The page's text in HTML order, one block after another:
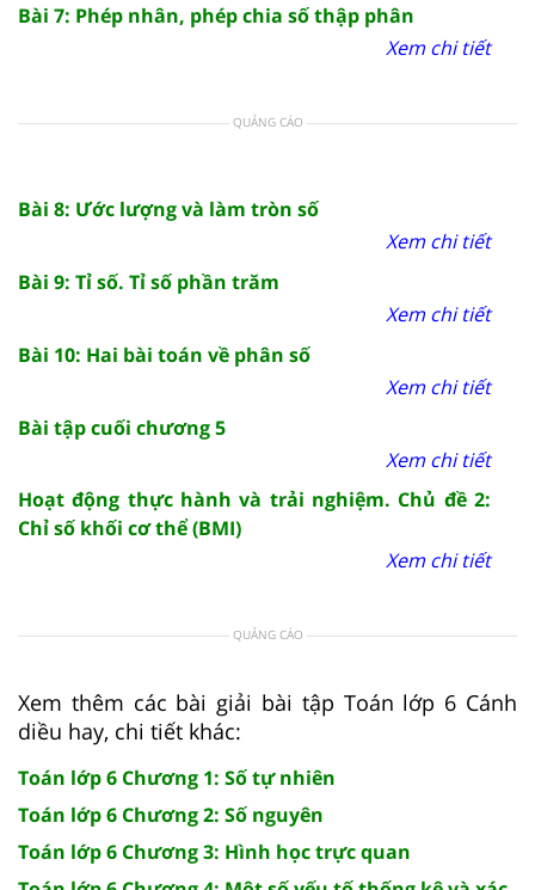
Bài 7: Phép nhân, phép chia số thập phân
Xem chi tiết
QUẢNG CÁO
Bài 8: Ước lượng và làm tròn số
Xem chi tiết
Bài 9: Tỉ số. Tỉ số phần trăm
Xem chi tiết
Bài 10: Hai bài toán về phân số
Xem chi tiết
Bài tập cuối chương 5
Xem chi tiết
Hoạt động thực hành và trải nghiệm. Chủ đề 2:
Chỉ số khối cơ thể (BMI)
Xem chi tiết
QUẢNG CÁO
Xem thêm các bài giải bài tập Toán lớp 6 Cánh
diều hay, chi tiết khác:
Toán lớp 6 Chương 1: Số tự nhiên
Toán lớp 6 Chương 2: Số nguyên
Toán lớp 6 Chương 3: Hình học trực quan